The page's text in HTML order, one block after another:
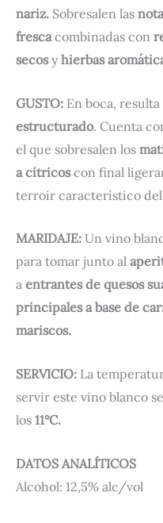
nariz. Sobresalen las
frescacombinadas con
secosyhierbas
GUSTO: En boca, resulta
estructurado. Cuenta
el que sobresalen los
a cítricoscon final
terroir característico del
MARIDAJE: Un vino
para tomar junto al
a entrantes de quesos
principales a base de
mariscos.
SERVICIO: La
servir este vino blanco
los 11°C.
DATOS ANALÍTICOS
Alcohol: 12,5% alc/vol